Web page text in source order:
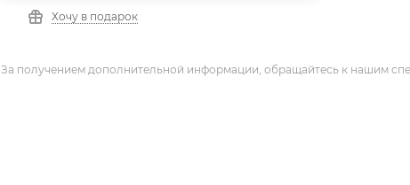
Хочу в подарок
За получением дополнительной информации, обращайтесь к нашим